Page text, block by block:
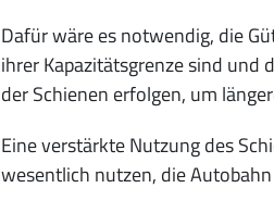
Dafür wäre es notwendig, die
ihrer Kapazitätsgrenze sind und
der Schienen erfolgen, um
Eine verstärkte Nutzung des
wesentlich nutzen, die